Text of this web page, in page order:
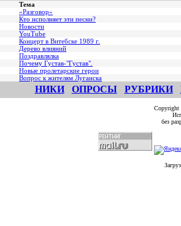
Тема
«Разговор»
Кто исполняет эти песни?
Новости
YouTube
Концерт в Витебске 1989 г.
Дерево влияний
Поздравлялка
Почему Густав-"Густав".
Hовые пролетарские герои
Вопрос к жителям Луганска
НИКИ ОПРОСЫ РУБРИКИ
без